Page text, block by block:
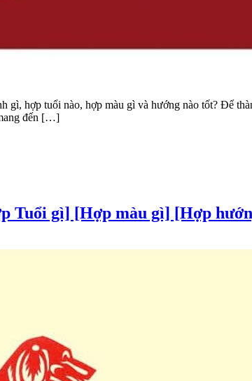
gì, hợp tuổi nào, hợp màu gì và hướng nào tốt? Để
đến […]
Tuổi gì] [Hợp màu gì] [Hợp